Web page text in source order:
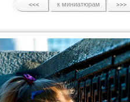
к миниатюрам